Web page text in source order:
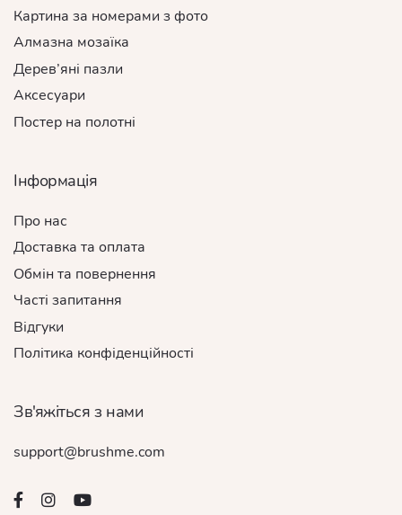
Картина за номерами з фото
Алмазна мозаїка
Дерев’яні пазли
Аксесуари
Постер на полотні
Інформація
Про нас
Доставка та оплата
Обмін та повернення
Часті запитання
Відгуки
Політика конфіденційності
Зв'яжіться з нами
support@brushme.com